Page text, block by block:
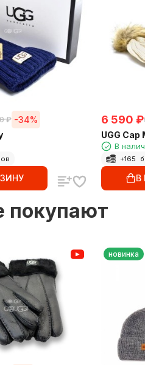
₽ -34%
6 590 ₽
UGG Cap
В
+165
В
покупают
новинка